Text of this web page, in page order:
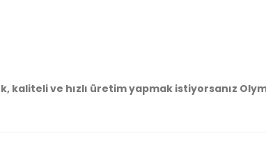
kaliteli ve hızlı üretim yapmak istiyorsanız